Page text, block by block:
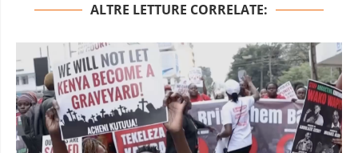
ALTRE LETTURE CORRELATE: